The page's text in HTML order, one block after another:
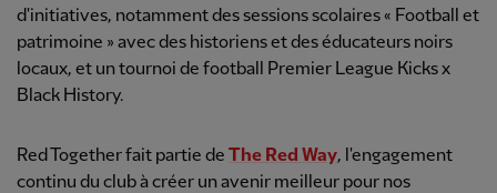
d'initiatives, notamment des sessions scolaires « Football et
patrimoine » avec des historiens et des éducateurs noirs
locaux, et un tournoi de football Premier League Kicks x
Black History.
Red Together fait partie de The Red Way, l'engagement
continu du club à créer un avenir meilleur pour nos